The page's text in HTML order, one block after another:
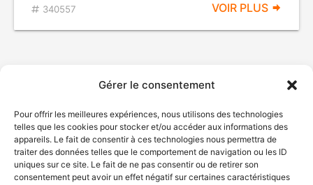
Gérer le consentement
Pour offrir les meilleures expériences, nous utilisons des technologies
telles que les cookies pour stocker et/ou accéder aux informations des
appareils. Le fait de consentir à ces technologies nous permettra de
traiter des données telles que le comportement de navigation ou les ID
uniques sur ce site. Le fait de ne pas consentir ou de retirer son
consentement peut avoir un effet négatif sur certaines caractéristiques
340557 VOIR PLUS